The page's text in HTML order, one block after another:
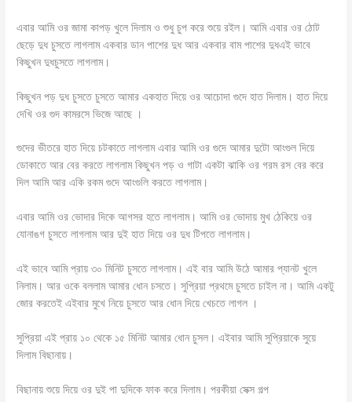
এবার আমি ওর জামা কাপড় খুলে দিলাম ও শুধু চুপ করে শুয়ে রইল। আমি এবার ওর ঠোট
ছেড়ে দুধ চুসতে লাগলাম একবার ডান পাশের দুধ আর একবার বাম পাশের দুধএই ভাবে
কিছুখন দুধচুসতে লাগলাম।
কিছুখন পড় দুধ চুসতে চুসতে আমার একহাত দিয়ে ওর আচোদা গুদে হাত দিলাম। হাত দিয়ে
দেখি ওর গুদ কামরসে ভিজে আছে ।
গুদের ভীতরে হাত দিয়ে চটকাতে লাগলাম এবার আমি ওর গুদে আমার দুটো আংগুল দিয়ে
ডোকাতে আর বের করতে লাগলাম কিছুখন পড় ও গাটা একটা ঝাকি ওর গরম রস বের করে
দিল আমি আর একি রকম গুদে আংগুলি করতে লাগলাম।
এবার আমি ওর ভোদার দিকে আগসর হতে লাগলাম। আমি ওর ভোদায় মুখ ঠেকিয়ে ওর
যোনাঙগ চুসতে লাগলাম আর দুই হাত দিয়ে ওর দুধ টিপতে লাগলাম।
এই ভাবে আমি প্রায় ৩০ মিনিট চুসতে লাগলাম। এই বার আমি উঠে আমার প্যানট খুলে
নিলাম। আর ওকে বললাম আমার ধোন চসতে। সুপ্রিয়া প্রথমে চুসতে চাইল না। আমি একটু
জোর করতেই এইবার মুখে নিয়ে চুসতে আর ধোন দিয়ে খেচতে লাগল ।
সুপ্রিয়া এই প্রায় ১০ থেকে ১৫ মিনিট আমার ধোন চুসল। এইবার আমি সুপ্রিয়াকে সুয়ে
দিলাম বিছানায়।
বিছানায় শুয়ে দিয়ে ওর দুই পা দুদিকে ফাক করে দিলাম। পরকীয়া সেক্স গল্প